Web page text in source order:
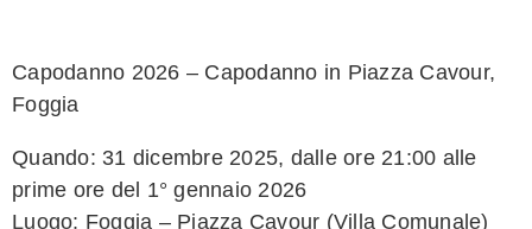
Capodanno 2026 – Capodanno in Piazza Cavour,
Foggia
Quando: 31 dicembre 2025, dalle ore 21:00 alle
prime ore del 1° gennaio 2026
Luogo: Foggia – Piazza Cavour (Villa Comunale)